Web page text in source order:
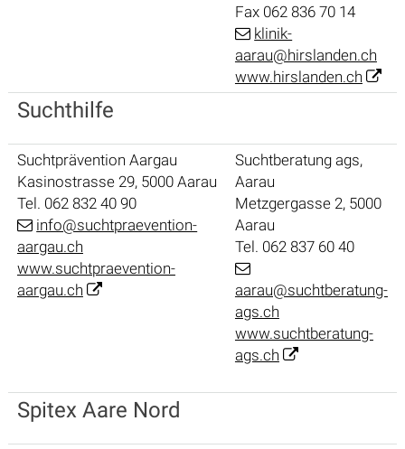
Fax 062 836 70 14
klinik-
aarau@hirslanden.ch
www.hirslanden.ch
Suchthilfe
Suchtprävention Aargau
Kasinostrasse 29, 5000 Aarau
Tel. 062 832 40 90
info@suchtpraevention-
aargau.ch
www.suchtpraevention-
aargau.ch
Suchtberatung ags,
Aarau
Metzgergasse 2, 5000
Aarau
Tel. 062 837 60 40
aarau@suchtberatung-
ags.ch
www.suchtberatung-
ags.ch
Spitex Aare Nord